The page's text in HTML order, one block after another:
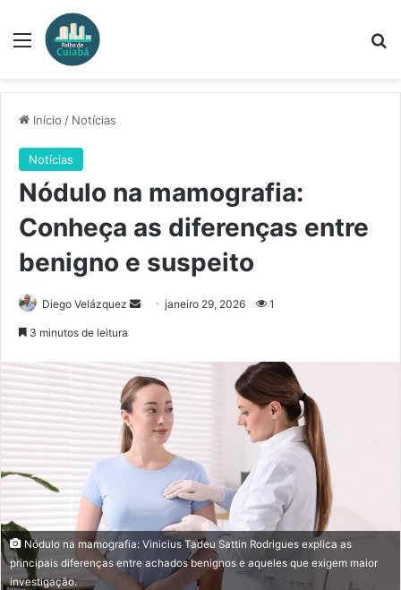
Menu
Início / Notícias
Notícias
Nódulo na mamografia:
Conheça as diferenças entre
benigno e suspeito
Diego Velázquez
Mande
mail
janeiro 29, 2026 1
3 minutos de leitura
Nódulo na mamografia: Vinicius Tadeu Sattin Rodrigues explica as
principais diferenças entre achados benignos e aqueles que exigem maior
investigação.